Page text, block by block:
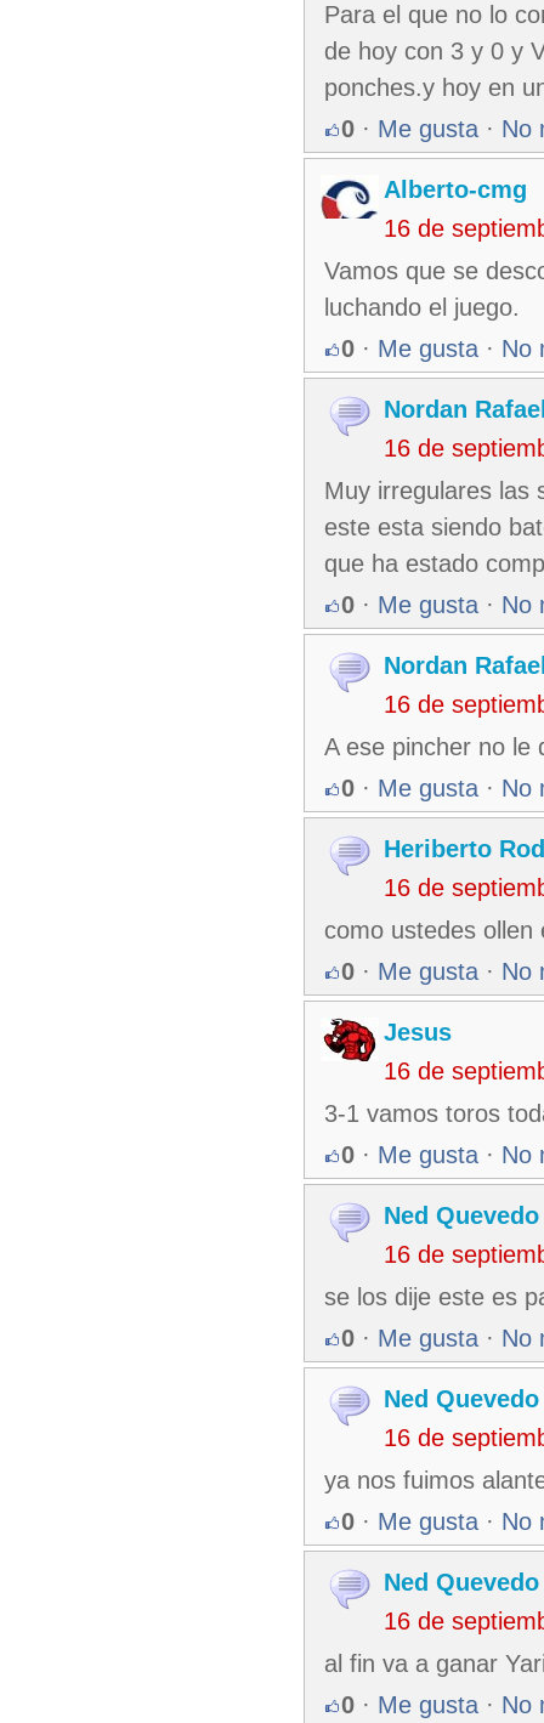
Para el que no lo
de hoy con 3 y 0 y
ponches.y hoy en
0 · Me gusta · No
Alberto-cmg
16 de
Vamos que se
luchando el juego.
0 · Me gusta · No
Nordan
16 de
Muy irregulares las
este esta siendo
que ha estado
0 · Me gusta · No
Nordan
16 de
A ese pincher no le
0 · Me gusta · No
Heriberto
16 de
como ustedes ollen
0 · Me gusta · No
Jesus
16 de
3-1 vamos toros
0 · Me gusta · No
Ned Quevedo
16 de
se los dije este es
0 · Me gusta · No
Ned Quevedo
16 de
ya nos fuimos
0 · Me gusta · No
Ned Quevedo
16 de
al fin va a ganar
0 · Me gusta · No